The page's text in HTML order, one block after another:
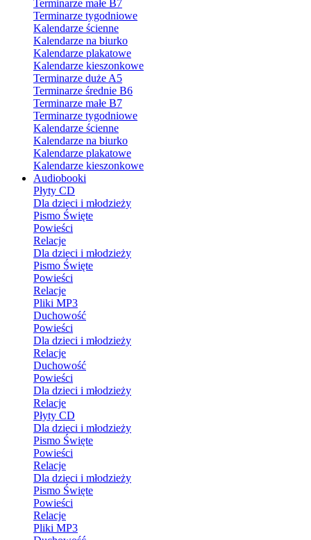
Terminarze małe B7
Terminarze tygodniowe
Kalendarze ścienne
Kalendarze na biurko
Kalendarze plakatowe
Kalendarze kieszonkowe
Terminarze duże A5
Terminarze średnie B6
Terminarze małe B7
Terminarze tygodniowe
Kalendarze ścienne
Kalendarze na biurko
Kalendarze plakatowe
Kalendarze kieszonkowe
Audiobooki
Płyty CD
Dla dzieci i młodzieży
Pismo Święte
Powieści
Relacje
Dla dzieci i młodzieży
Pismo Święte
Powieści
Relacje
Pliki MP3
Duchowość
Powieści
Dla dzieci i młodzieży
Relacje
Duchowość
Powieści
Dla dzieci i młodzieży
Relacje
Płyty CD
Dla dzieci i młodzieży
Pismo Święte
Powieści
Relacje
Dla dzieci i młodzieży
Pismo Święte
Powieści
Relacje
Pliki MP3